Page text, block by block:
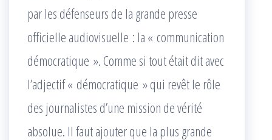
par les défenseurs de la grande presse
officielle audiovisuelle : la « communication
démocratique ». Comme si tout était dit avec
l’adjectif « démocratique » qui revêt le rôle
des journalistes d’une mission de vérité
absolue. Il faut ajouter que la plus grande